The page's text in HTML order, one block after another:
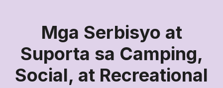
Mga Serbisyo at
Suporta sa Camping,
Social, at Recreational
Mga
Serbisyo